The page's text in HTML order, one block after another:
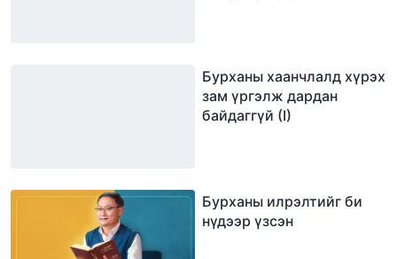
Бурханы хаанчлалд хүрэх
зам үргэлж дардан
байдаггүй (I)
Бурханы илрэлтийг би
нүдээр үзсэн